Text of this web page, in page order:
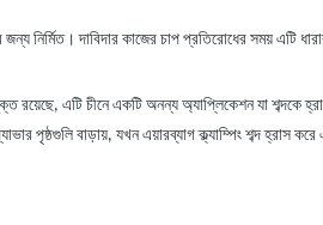
জন্য নির্মিত। দাবিদার কাজের চাপ প্রতিরোধের সময় এটি
এটি চীনে একটি অনন্য অ্যাপ্লিকেশন যা শব্দকে
পৃষ্ঠগুলি বাড়ায়, যখন এয়ারব্যাগ ক্ল্যাম্পিং শব্দ